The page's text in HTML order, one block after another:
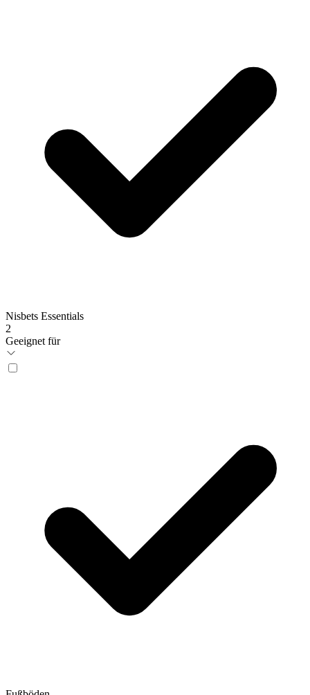
Nisbets Essentials
2
Geeignet für